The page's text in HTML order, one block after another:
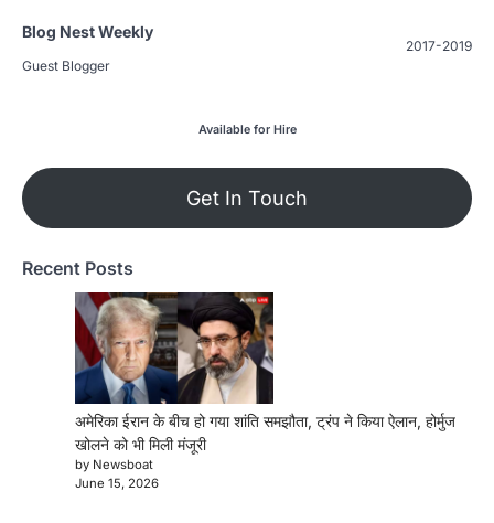
Blog Nest Weekly
Guest Blogger
2017-2019
Available for Hire
Get In Touch
Recent Posts
अमेरिका ईरान के बीच हो गया शांति समझौता, ट्रंप ने किया ऐलान, होर्मुज
खोलने को भी मिली मंजूरी
by Newsboat
June 15, 2026